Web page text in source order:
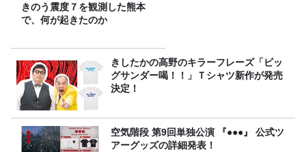
きのう震度７を観測した熊本
で、何が起きたのか
きしたかの高野のキラーフレーズ「ビッ
グサンダー喝！！」Ｔシャツ新作が発売
決定！
空気階段 第9回単独公演 『●●●』 公式ツ
アーグッズの詳細発表！